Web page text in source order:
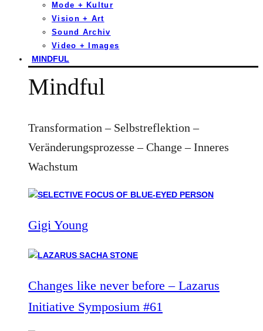
Mode + Kultur
Vision + Art
Sound Archiv
Video + Images
MINDFUL
Mindful
Transformation – Selbstreflektion –
Veränderungsprozesse – Change – Inneres
Wachstum
Gigi Young
Changes like never before – Lazarus
Initiative Symposium #61